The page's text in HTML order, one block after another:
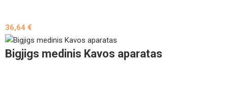
36,64€
Bigjigs medinis Kavos aparatas